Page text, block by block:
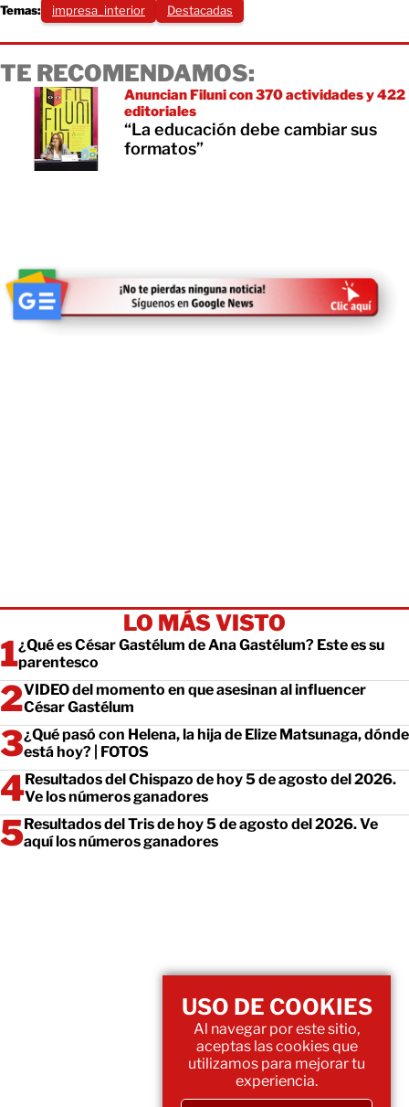
Temas: impresa_interior Destacadas
TE RECOMENDAMOS:
Anuncian Filuni con 370 actividades y 422
editoriales
“La educación debe cambiar sus
formatos”
LO MÁS VISTO
¿Qué es César Gastélum de Ana Gastélum? Este es su
parentesco
VIDEO del momento en que asesinan al influencer
César Gastélum
¿Qué pasó con Helena, la hija de Elize Matsunaga, dónde
está hoy? | FOTOS
Resultados del Chispazo de hoy 5 de agosto del 2026.
Ve los números ganadores
Resultados del Tris de hoy 5 de agosto del 2026. Ve
aquí los números ganadores
USO DE COOKIES
Al navegar por este sitio,
aceptas las cookies que
utilizamos para mejorar tu
experiencia.